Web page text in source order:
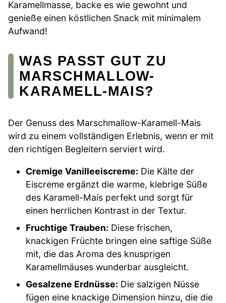
Karamellmasse, backe es wie gewohnt und
genieße einen köstlichen Snack mit minimalem
Aufwand!
WAS PASST GUT ZU
MARSCHMALLOW-
KARAMELL-MAIS?
Der Genuss des Marschmallow-Karamell-Mais
wird zu einem vollständigen Erlebnis, wenn er mit
den richtigen Begleitern serviert wird.
Cremige Vanilleeiscreme: Die Kälte der
Eiscreme ergänzt die warme, klebrige Süße
des Karamell-Mais perfekt und sorgt für
einen herrlichen Kontrast in der Textur.
Fruchtige Trauben: Diese frischen,
knackigen Früchte bringen eine saftige Süße
mit, die das Aroma des knusprigen
Karamellmäuses wunderbar ausgleicht.
Gesalzene Erdnüsse: Die salzigen Nüsse
fügen eine knackige Dimension hinzu, die die